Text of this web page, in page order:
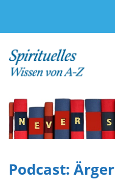
Podcast: Ärger